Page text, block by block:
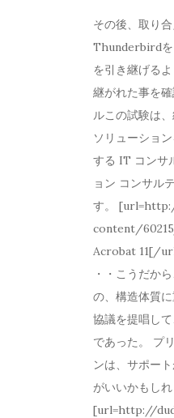
その後、取り
Thunderbirdを
を引き継げる
継がれた事を
ルこの試験は
ソリューショ
する IT コンサ
ョン コンサル
す。
content/
Acrobat 11[/
・・こうだか
の、構造体質
協議を提唱し
であった。 プ
ンは、サポー
がいいかもしれ
[url=http://